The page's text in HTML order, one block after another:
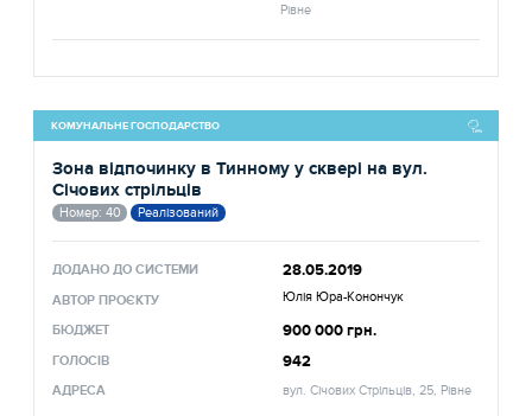
Рівне
КОМУНАЛЬНЕ ГОСПОДАРСТВО
Зона відпочинку в Тинному у сквері на вул.
Січових стрільців
Номер: 40 Реалізований
ДОДАНО ДО СИСТЕМИ 28.05.2019
АВТОР ПРОЄКТУ Юлія Юра-Конончук
БЮДЖЕТ 900 000 грн.
ГОЛОСІВ 942
АДРЕСА вул. Січових Стрільців, 25, Рівне